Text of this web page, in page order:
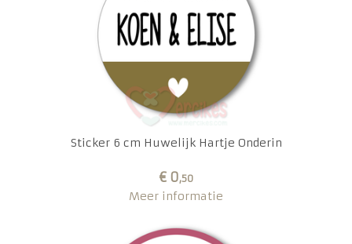
Sticker 6 cm Huwelijk Hartje Onderin
€ 0,50
Meer informatie